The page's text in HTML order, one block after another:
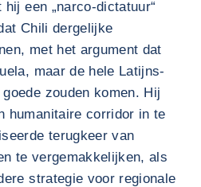
een „narco-dictatuur“
Chili dergelijke
met het argument dat
maar de hele Latijns-
zouden komen. Hij
humanitaire corridor in te
terugkeer van
te vergemakkelijken, als
strategie voor regionale